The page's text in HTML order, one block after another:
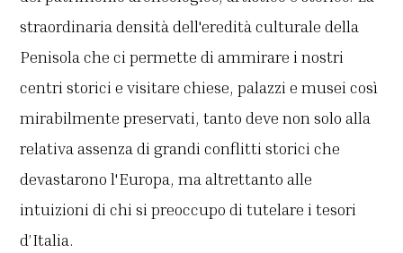
straordinaria densità dell'eredità culturale della
Penisola che ci permette di ammirare i nostri
centri storici e visitare chiese, palazzi e musei così
mirabilmente preservati, tanto deve non solo alla
relativa assenza di grandi conflitti storici che
devastarono l'Europa, ma altrettanto alle
intuizioni di chi si preoccupo di tutelare i tesori
d’Italia.